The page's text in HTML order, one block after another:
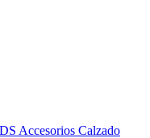
Accesorios Calzado